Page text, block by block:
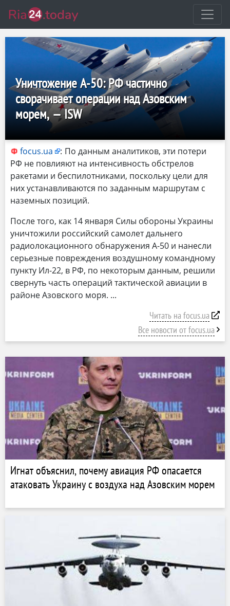
Уничтожение А-50: РФ частично
сворачивает операции над Азовским
морем, — ISW
focus.ua : По данным аналитиков, эти потери
РФ не повлияют на интенсивность обстрелов
ракетами и беспилотниками, поскольку цели для
них устанавливаются по заданным маршрутам с
наземных позиций.
После того, как 14 января Силы обороны Украины
уничтожили российский самолет дальнего
радиолокационного обнаружения А-50 и нанесли
серьезные повреждения воздушному командному
пункту Ил-22, в РФ, по некоторым данным, решили
свернуть часть операций тактической авиации в
районе Азовского моря.
Читать на focus.ua
Все новости от focus.ua
Игнат объяснил, почему авиация РФ опасается
атаковать Украину с воздуха над Азовским морем